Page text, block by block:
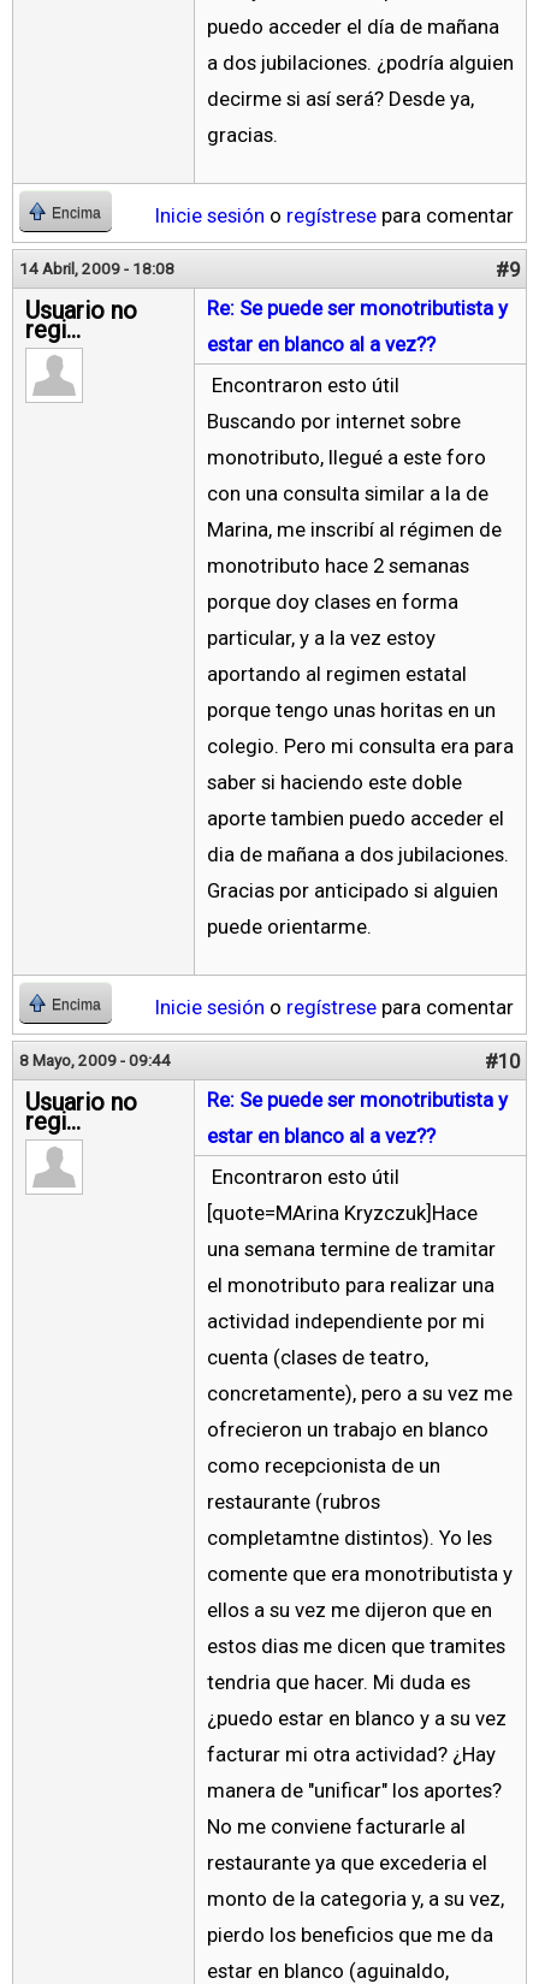
puedo acceder el día de mañana
a dos jubilaciones. ¿podría alguien
decirme si así será? Desde ya,
gracias.
Encima Inicie sesión o regístrese para comentar
14 Abril, 2009 - 18:08 #9
Usuario no
regi...
Re: Se puede ser monotributista y
estar en blanco al a vez??
Encontraron esto útil
Buscando por internet sobre
monotributo, llegué a este foro
con una consulta similar a la de
Marina, me inscribí al régimen de
monotributo hace 2 semanas
porque doy clases en forma
particular, y a la vez estoy
aportando al regimen estatal
porque tengo unas horitas en un
colegio. Pero mi consulta era para
saber si haciendo este doble
aporte tambien puedo acceder el
dia de mañana a dos jubilaciones.
Gracias por anticipado si alguien
puede orientarme.
Encima Inicie sesión o regístrese para comentar
8 Mayo, 2009 - 09:44 #10
Usuario no
regi...
Re: Se puede ser monotributista y
estar en blanco al a vez??
Encontraron esto útil
[quote=MArina Kryzczuk]Hace
una semana termine de tramitar
el monotributo para realizar una
actividad independiente por mi
cuenta (clases de teatro,
concretamente), pero a su vez me
ofrecieron un trabajo en blanco
como recepcionista de un
restaurante (rubros
completamtne distintos). Yo les
comente que era monotributista y
ellos a su vez me dijeron que en
estos dias me dicen que tramites
tendria que hacer. Mi duda es
¿puedo estar en blanco y a su vez
facturar mi otra actividad? ¿Hay
manera de "unificar" los aportes?
No me conviene facturarle al
restaurante ya que excederia el
monto de la categoria y, a su vez,
pierdo los beneficios que me da
estar en blanco (aguinaldo,